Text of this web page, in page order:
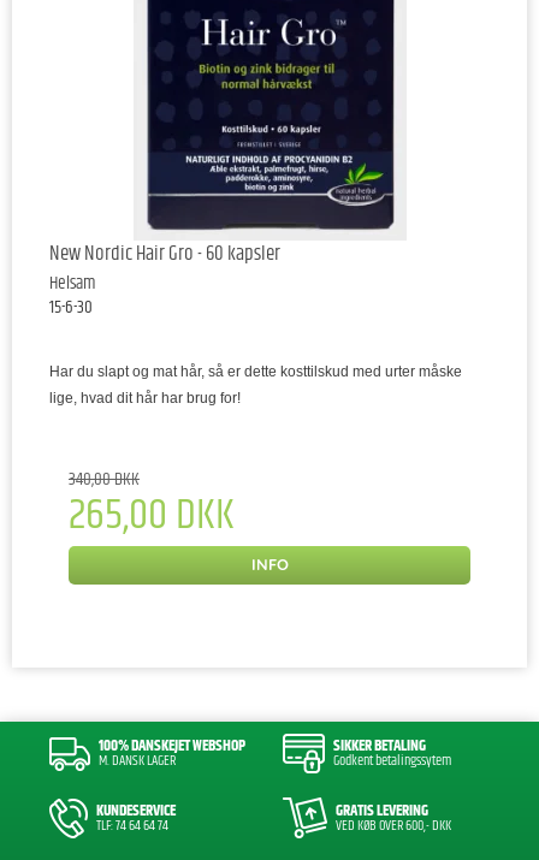
New Nordic Hair Gro - 60 kapsler
Helsam
15-6-30
Har du slapt og mat hår, så er dette kosttilskud med urter måske
lige, hvad dit hår har brug for!
340,00 DKK
265,00 DKK
INFO
100% DANSKEJET WEBSHOP
M. DANSK LAGER
SIKKER BETALING
Godkent betalingssytem
KUNDESERVICE
TLF: 74 64 64 74
GRATIS LEVERING
VED KØB OVER 600,- DKK